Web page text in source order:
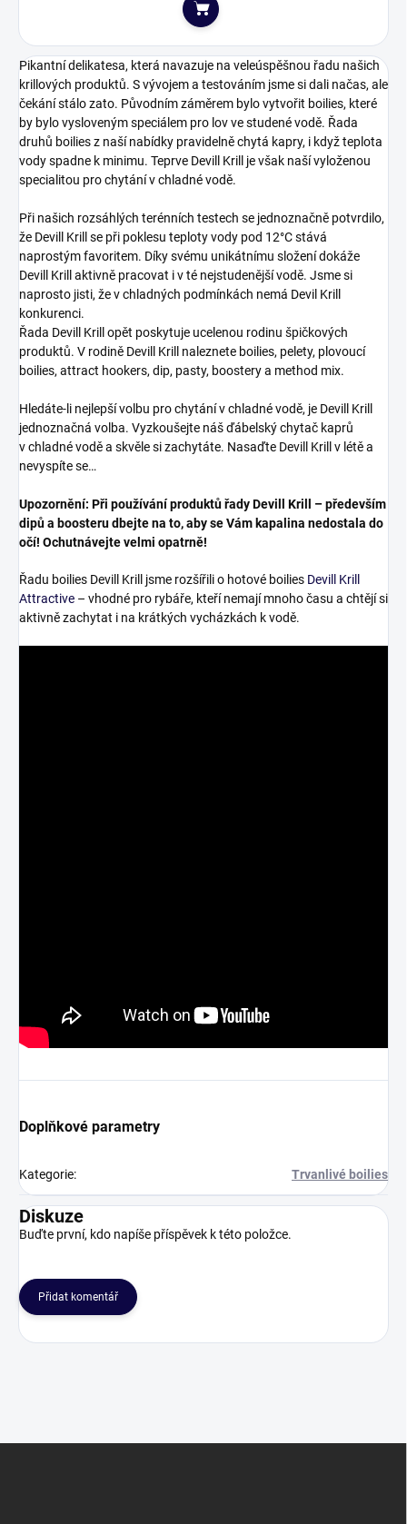
Do košíku
Pikantní delikatesa, která navazuje na veleúspěšnou řadu našich
krillových produktů. S vývojem a testováním jsme si dali načas, ale
čekání stálo zato. Původním záměrem bylo vytvořit boilies, které
by bylo vysloveným speciálem pro lov ve studené vodě. Řada
druhů boilies z naší nabídky pravidelně chytá kapry, i když teplota
vody spadne k minimu. Teprve Devill Krill je však naší vyloženou
specialitou pro chytání v chladné vodě.
Při našich rozsáhlých terénních testech se jednoznačně potvrdilo,
že Devill Krill se při poklesu teploty vody pod 12°C stává
naprostým favoritem. Díky svému unikátnímu složení dokáže
Devill Krill aktivně pracovat i v té nejstudenější vodě. Jsme si
naprosto jisti, že v chladných podmínkách nemá Devil Krill
konkurenci.
Řada Devill Krill opět poskytuje ucelenou rodinu špičkových
produktů. V rodině Devill Krill naleznete boilies, pelety, plovoucí
boilies, attract hookers, dip, pasty, boostery a method mix.
Hledáte-li nejlepší volbu pro chytání v chladné vodě, je Devill Krill
jednoznačná volba. Vyzkoušejte náš ďábelský chytač kaprů
v chladné vodě a skvěle si zachytáte. Nasaďte Devill Krill v létě a
nevyspíte se…
Upozornění: Při používání produktů řady Devill Krill – především
dipů a boosteru dbejte na to, aby se Vám kapalina nedostala do
očí! Ochutnávejte velmi opatrně!
Řadu boilies Devill Krill jsme rozšířili o hotové boilies Devill Krill
Attractive – vhodné pro rybáře, kteří nemají mnoho času a chtějí si
aktivně zachytat i na krátkých vycházkách k vodě.
Doplňkové parametry
Kategorie: Trvanlivé boilies
Diskuze
Buďte první, kdo napíše příspěvek k této položce.
Přidat komentář